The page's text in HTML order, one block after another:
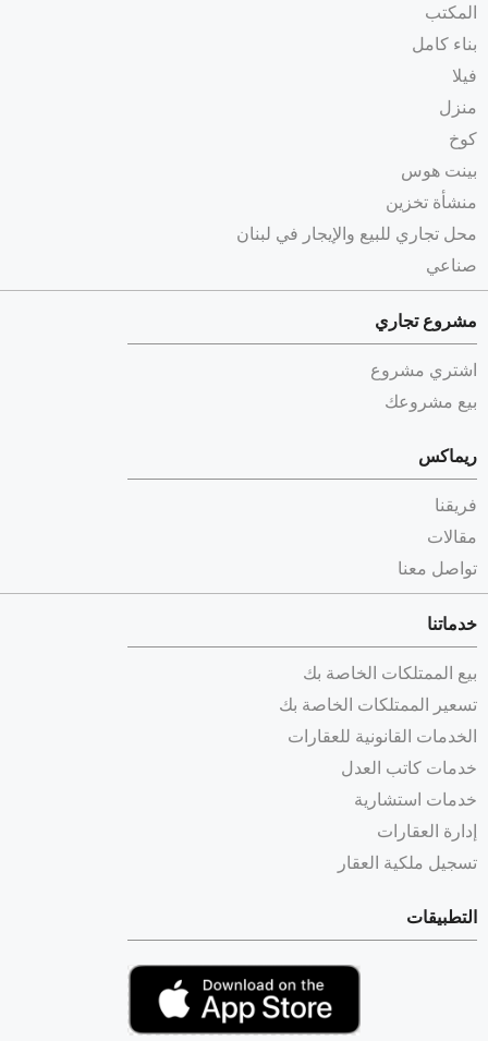
المكتب
بناء كامل
فيلا
منزل
كوخ
بينت هوس
منشأة تخزين
محل تجاري للبيع والإيجار في لبنان
صناعي
مشروع تجاري
اشتري مشروع
بيع مشروعك
ريماكس
فريقنا
مقالات
تواصل معنا
خدماتنا
بيع الممتلكات الخاصة بك
تسعير الممتلكات الخاصة بك
الخدمات القانونية للعقارات
خدمات كاتب العدل
خدمات استشارية
إدارة العقارات
تسجيل ملكية العقار
التطبيقات